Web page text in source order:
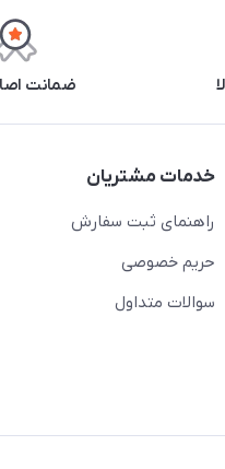
ضمانت
خدمات مشتریان
راهنمای ثبت سفارش
حریم خصوصی
سوالات متداول